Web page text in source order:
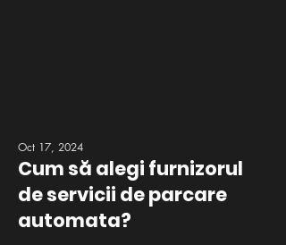
Cum să alegi furnizorul
de servicii de parcare
automata?
Oct 17, 2024